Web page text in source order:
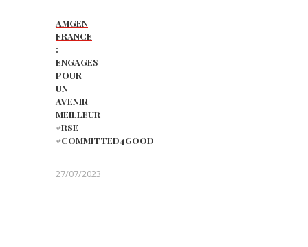
AMGEN
FRANCE
:
ENGAGES
POUR
UN
AVENIR
MEILLEUR
#RSE
#COMMITTED4GOOD
27/07/2023